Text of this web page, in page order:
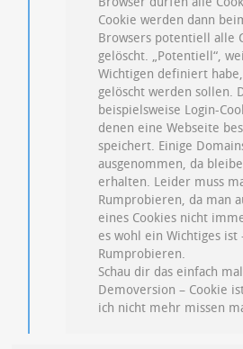
Cookie werden dann
Browsers potentiell alle
gelöscht. „Potentiell“,
Wichtigen definiert
gelöscht werden sollen.
beispielsweise Login-
denen eine Webseite
speichert. Einige
ausgenommen, da
erhalten. Leider muss
Rumprobieren, da man
eines Cookies nicht
es wohl ein Wichtiges
Rumprobieren.
Schau dir das einfach
Demoversion – Cookie
ich nicht mehr missen